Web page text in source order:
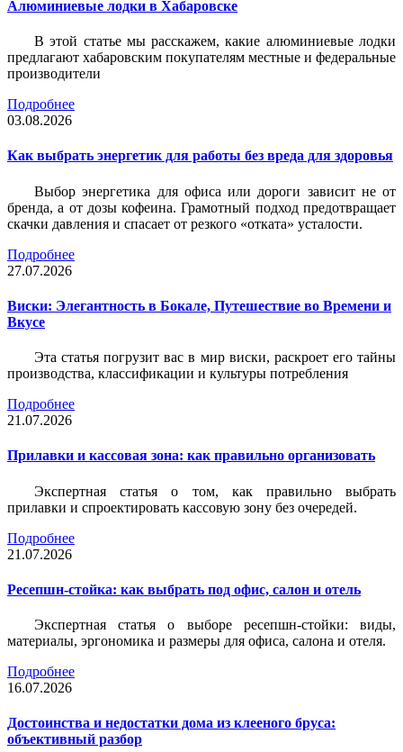
Алюминиевые лодки в Хабаровске
В этой статье мы расскажем, какие алюминиевые лодки
предлагают хабаровским покупателям местные и федеральные
производители
Подробнее
03.08.2026
Как выбрать энергетик для работы без вреда для здоровья
Выбор энергетика для офиса или дороги зависит не от
бренда, а от дозы кофеина. Грамотный подход предотвращает
скачки давления и спасает от резкого «отката» усталости.
Подробнее
27.07.2026
Виски: Элегантность в Бокале, Путешествие во Времени и
Вкусе
Эта статья погрузит вас в мир виски, раскроет его тайны
производства, классификации и культуры потребления
Подробнее
21.07.2026
Прилавки и кассовая зона: как правильно организовать
Экспертная статья о том, как правильно выбрать
прилавки и спроектировать кассовую зону без очередей.
Подробнее
21.07.2026
Ресепшн-стойка: как выбрать под офис, салон и отель
Экспертная статья о выборе ресепшн-стойки: виды,
материалы, эргономика и размеры для офиса, салона и отеля.
Подробнее
16.07.2026
Достоинства и недостатки дома из клееного бруса:
объективный разбор